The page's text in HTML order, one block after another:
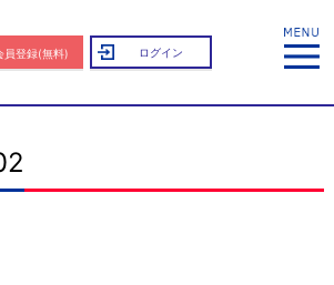
員登録(無料) ログイン